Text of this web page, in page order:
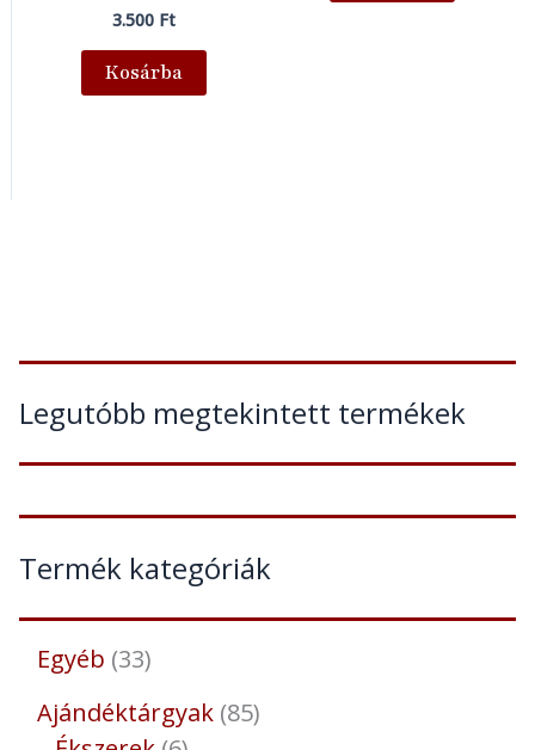
Legutóbb megtekintett termékek
Termék kategóriák
Egyéb 33
Ajándéktárgyak 85
3.500 Ft
Kosárba